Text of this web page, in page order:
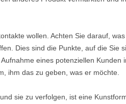
wollen. Achten Sie darauf,
Dies sind die Punkte, auf die Sie
eines potenziellen Kunden
ihm das zu geben, was er möchte.
sie zu verfolgen, ist eine